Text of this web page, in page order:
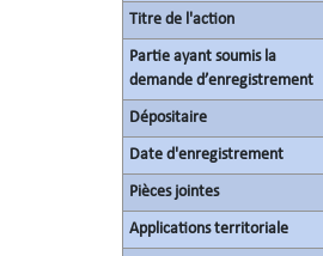
Titre de l'action
Partie ayant soumis la
demande d’enregistrement
Dépositaire
Date d'enregistrement
Pièces jointes
Applications territoriale